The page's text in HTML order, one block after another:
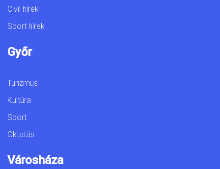
Civil hírek
Sport hírek
Győr
Turizmus
Kultúra
Sport
Oktatás
Városháza